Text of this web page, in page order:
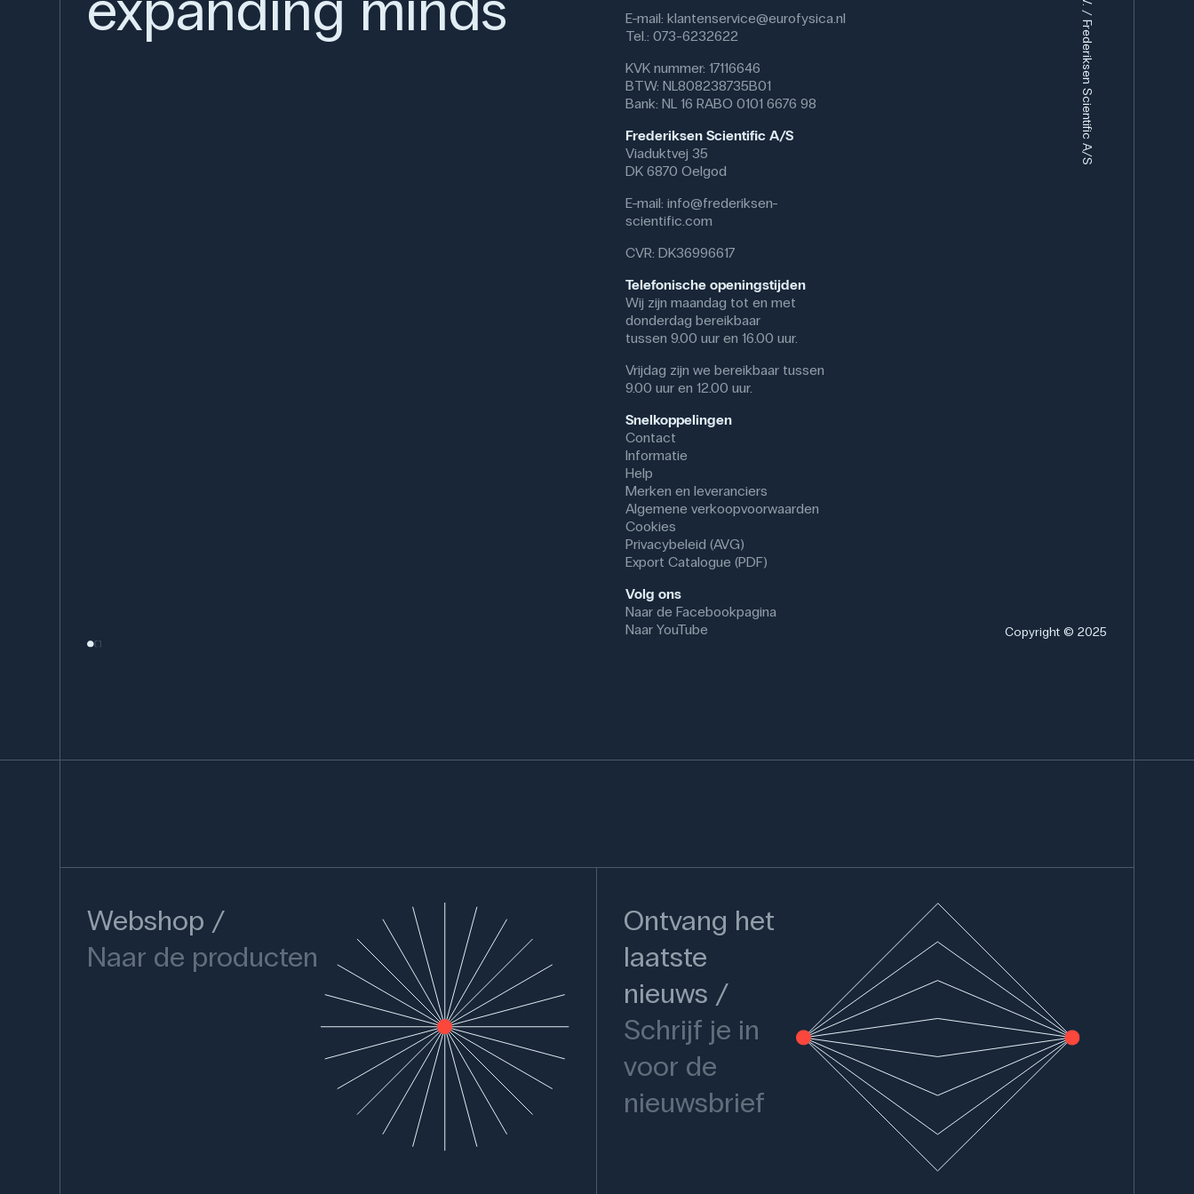
E-mail: klantenservice@eurofysica.nl
Tel.: 073-6232622
KVK nummer: 17116646
BTW: NL808238735B01
Bank: NL 16 RABO 0101 6676 98
Frederiksen Scientific A/S
Viaduktvej 35
DK 6870 Oelgod
E-mail: info@frederiksen-
scientific.com
CVR: DK36996617
Telefonische openingstijden
Wij zijn maandag tot en met
donderdag bereikbaar
tussen 9.00 uur en 16.00 uur.
Vrijdag zijn we bereikbaar tussen
9.00 uur en 12.00 uur.
Snelkoppelingen
Contact
Informatie
Help
Merken en leveranciers
Algemene verkoopvoorwaarden
Cookies
Privacybeleid (AVG)
Export Catalogue (PDF)
Volg ons
Naar de Facebookpagina
Naar YouTube
Copyright © 2025
Webshop
Naar de producten
Ontvang het
laatste
nieuws
Schrijf je in
voor de
nieuwsbrief